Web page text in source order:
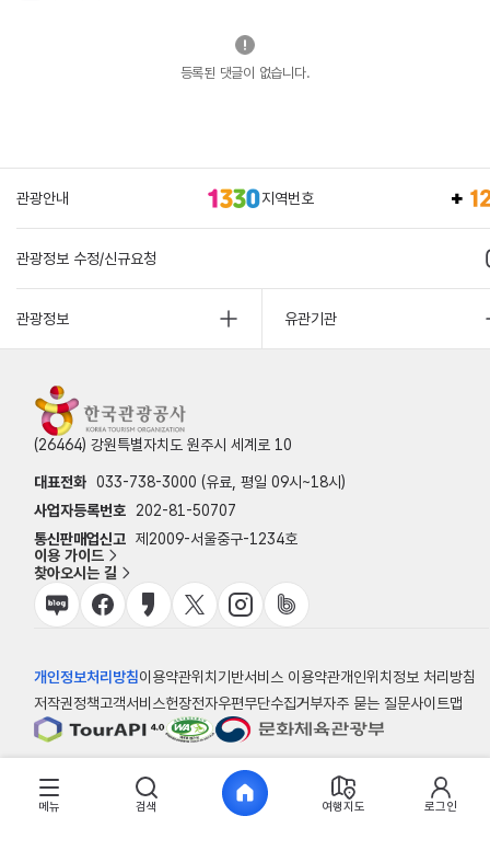
등록된 댓글이 없습니다.
관광안내 지역번호
관광정보 수정/신규요청
관광정보 유관기관
(26464) 강원특별자치도 원주시 세계로 10
대표전화 033-738-3000 (유료, 평일 09시~18시)
사업자등록번호
202-81-50707
통신판매업신고 제2009-서울중구-1234호
이용 가이드
찾아오시는 길
개인정보처리방침이용약관위치기반서비스 이용약관개인위치정보 처리방침
저작권정책고객서비스헌장전자우편무단수집거부자주 묻는 질문사이트맵
© 한국관광공사
메뉴 검색 여행지도 로그인